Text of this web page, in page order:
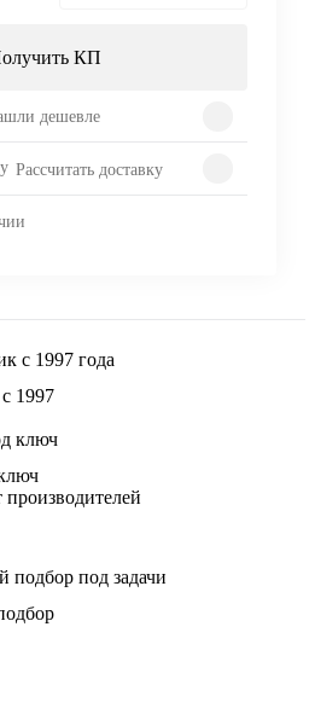
КП
дешевле
Рассчитать доставку
1997